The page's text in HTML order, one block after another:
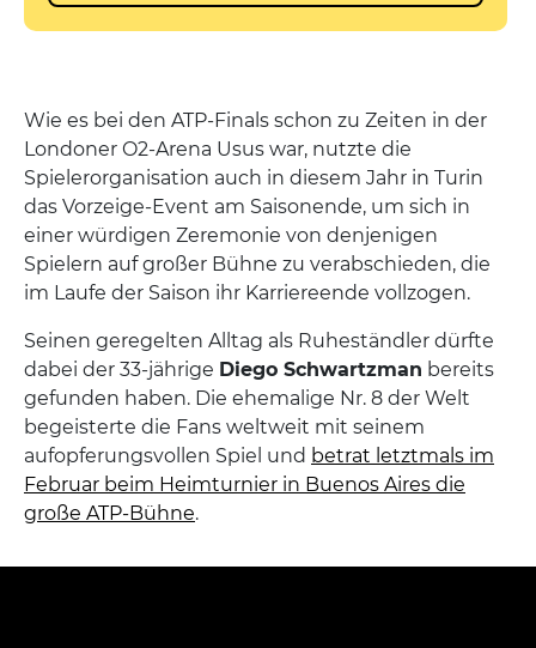
Wie es bei den ATP-Finals schon zu Zeiten in der
Londoner O2-Arena Usus war, nutzte die
Spielerorganisation auch in diesem Jahr in Turin
das Vorzeige-Event am Saisonende, um sich in
einer würdigen Zeremonie von denjenigen
Spielern auf großer Bühne zu verabschieden, die
im Laufe der Saison ihr Karriereende vollzogen.
Seinen geregelten Alltag als Ruheständler dürfte
dabei der 33-jährige Diego Schwartzman bereits
gefunden haben. Die ehemalige Nr. 8 der Welt
begeisterte die Fans weltweit mit seinem
aufopferungsvollen Spiel und betrat letztmals im
Februar beim Heimturnier in Buenos Aires die
große ATP-Bühne.